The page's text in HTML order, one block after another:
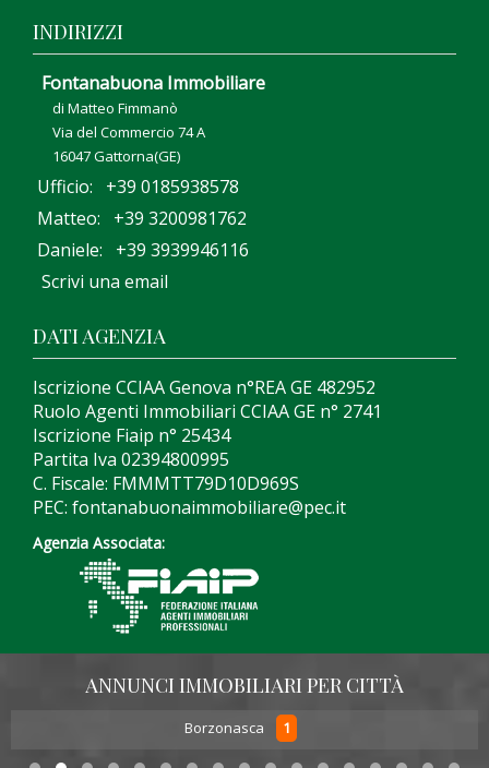
INDIRIZZI
Fontanabuona Immobiliare
di Matteo Fimmanò
Via del Commercio 74 A
16047 Gattorna(GE)
Ufficio: +39 0185938578
Matteo: +39 3200981762
Daniele: +39 3939946116
Scrivi una email
DATI AGENZIA
Iscrizione CCIAA Genova n°REA GE 482952
Ruolo Agenti Immobiliari CCIAA GE n° 2741
Iscrizione Fiaip n° 25434
Partita Iva 02394800995
C. Fiscale: FMMMTT79D10D969S
PEC: fontanabuonaimmobiliare@pec.it
Agenzia Associata:
ANNUNCI IMMOBILIARI PER CITTÀ
Borzonasca 1